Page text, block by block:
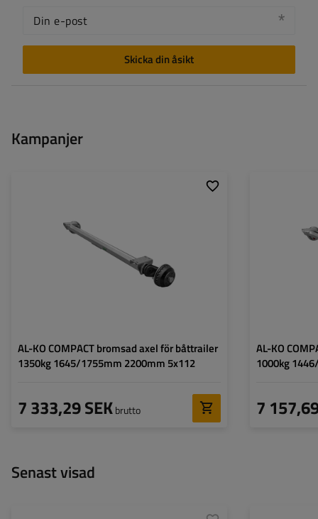
Din e-post
Skicka din åsikt
Kampanjer
AL-KO COMPACT bromsad axel för båttrailer
1350kg 1645/1755mm 2200mm 5x112
7 333,29 SEKbrutto
Avstånd mellan trummo:
min. 57 mm
AL-KO
1000kg
7
Avstånd mellan
Senast visad